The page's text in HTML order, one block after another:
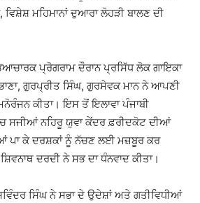
ਮਹਿਮਾਨਾਂ ਦੁਆਰਾ ਲੋਹੜੀ ਬਾਲਣ ਦੀ
ਪ੍ਰੋਗਰਾਮ ਦੌਰਾਨ ਪ੍ਰਸਿੱਧ ਲੋਕ ਗਾਇਕਾ
ਗੁਰਪ੍ਰੀਤ ਸਿੰਘ, ਗੁਰਸੇਵਕ ਮਾਨ ਨੇ ਆਪਣੀ
ਕੀਤਾ। ਇਸ ਤੋਂ ਇਲਾਵਾ ਪੰਜਾਬੀ
ਸਜੀਆਂ ਨਹਿਰੂ ਯੁਵਾ ਕੇਂਦਰ ਫ਼ਰੀਦਕੋਟ ਦੀਆਂ
ਪਾ ਕੇ ਦਰਸ਼ਕਾਂ ਨੂੰ ਨੱਚਣ ਲਈ ਮਜ਼ਬੂਰ ਕਰ
ਦਰਦੀ ਨੇ ਸਭ ਦਾ ਧੰਨਵਾਦ ਕੀਤਾ।
ਸਿੰਘ ਨੇ ਸਭਾ ਦੇ ਉਦੇਸ਼ਾਂ ਅਤੇ ਗਤੀਵਿਧੀਆਂ